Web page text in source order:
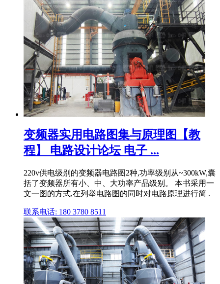
变频器实用电路图集与原理图【教
程】 电路设计论坛 电子 ...
220v供电级别的变频器电路图2种,功率级别从~300kW,囊
括了变频器所有小、中、大功率产品级别。 本书采用一
文一图的方式,在列举电路图的同时对电路原理进行简 .
联系电话: 180 3780 8511